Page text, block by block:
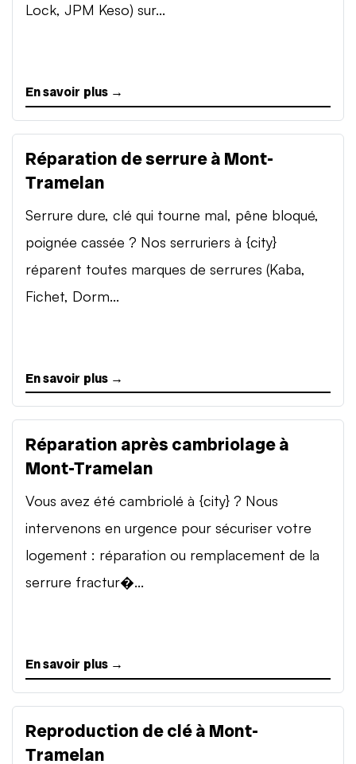
Lock, JPM Keso) sur...
En savoir plus →
Réparation de serrure à Mont-
Tramelan
Serrure dure, clé qui tourne mal, pêne bloqué,
poignée cassée ? Nos serruriers à {city}
réparent toutes marques de serrures (Kaba,
Fichet, Dorm...
En savoir plus →
Réparation après cambriolage à
Mont-Tramelan
Vous avez été cambriolé à {city} ? Nous
intervenons en urgence pour sécuriser votre
logement : réparation ou remplacement de la
serrure fractur�...
En savoir plus →
Reproduction de clé à Mont-
Tramelan